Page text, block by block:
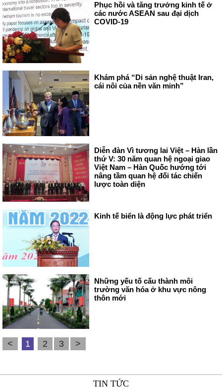
Phục hồi và tăng trưởng kinh tế ở
các nước ASEAN sau đại dịch
COVID-19
Khám phá “Di sản nghệ thuật Iran,
cái nôi của nền văn minh”
Diễn đàn Vì tương lai Việt – Hàn lần
thứ V: 30 năm quan hệ ngoại giao
Việt Nam – Hàn Quốc hướng tới
nâng tầm quan hệ đối tác chiến
lược toàn diện
Kinh tế biển là động lực phát triển
Những yếu tố cấu thành môi
trường văn hóa ở khu vực nông
thôn mới
< 1 2 3 >
TIN TỨC